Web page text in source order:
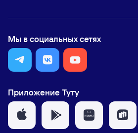
Мы в социальных сетях
Приложение Туту